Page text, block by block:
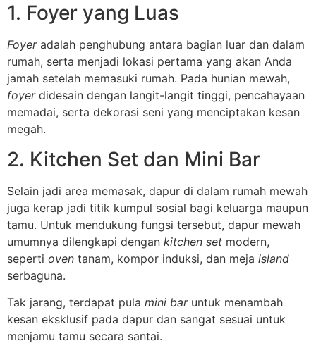
1. Foyer yang Luas
Foyeradalah penghubung antara bagian luar dan dalam
rumah, serta menjadi lokasi pertama yang akan Anda
jamah setelah memasuki rumah. Pada hunian mewah,
foyerdidesain dengan langit-langit tinggi, pencahayaan
memadai, serta dekorasi seni yang menciptakan kesan
megah.
2. Kitchen Set dan Mini Bar
Selain jadi area memasak, dapur di dalam rumah mewah
juga kerap jadi titik kumpul sosial bagi keluarga maupun
tamu. Untuk mendukung fungsi tersebut, dapur mewah
umumnya dilengkapi dengan kitchen set modern,
seperti oven tanam, kompor induksi, dan meja island
serbaguna.
Tak jarang, terdapat pula mini baruntuk menambah
kesan eksklusif pada dapur dan sangat sesuai untuk
menjamu tamu secara santai.